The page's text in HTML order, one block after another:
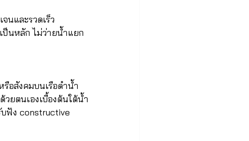
นและรวดเร็ว
ป็นหลัก ไม่ว่ายน้ำแยก
อสังคมบนเรือดำน้ำ
ยตนเองเบื้องต้นใต้น้ำ
ฟัง constructive